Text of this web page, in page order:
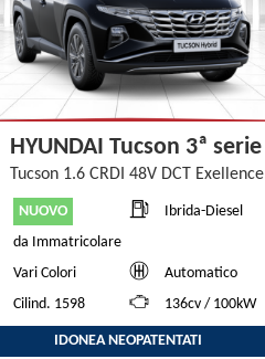
HYUNDAI Tucson 3ª serie
Tucson 1.6 CRDI 48V DCT Exellence
NUOVO
Ibrida-Diesel
da Immatricolare
Vari Colori
Automatico
Cilind. 1598
136cv / 100kW
IDONEA NEOPATENTATI